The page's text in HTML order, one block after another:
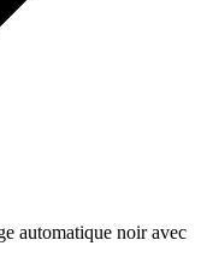
automatique noir avec